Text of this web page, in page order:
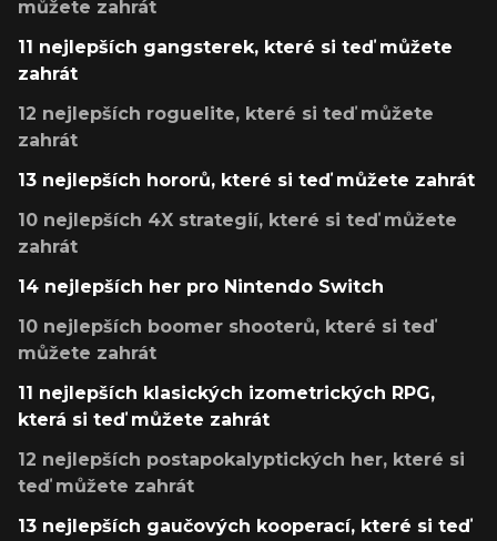
můžete zahrát
11 nejlepších gangsterek, které si teď můžete
zahrát
12 nejlepších roguelite, které si teď můžete
zahrát
13 nejlepších hororů, které si teď můžete zahrát
10 nejlepších 4X strategií, které si teď můžete
zahrát
14 nejlepších her pro Nintendo Switch
10 nejlepších boomer shooterů, které si teď
můžete zahrát
11 nejlepších klasických izometrických RPG,
která si teď můžete zahrát
12 nejlepších postapokalyptických her, které si
teď můžete zahrát
13 nejlepších gaučových kooperací, které si teď